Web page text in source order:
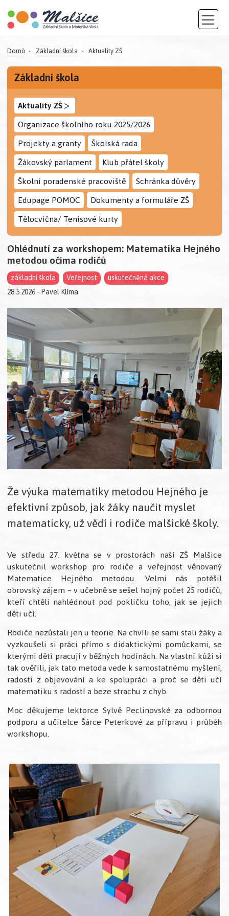
Domů Základní škola Aktuality ZŠ
Základní škola
Aktuality ZŠ >
Organizace školního roku 2025/2026
Projekty a granty Školská rada
Žákovský parlament Klub přátel školy
Školní poradenské pracoviště Schránka důvěry
Edupage POMOC Dokumenty a formuláře ZŠ
Tělocvična/ Tenisové kurty
Ohlédnutí za workshopem: Matematika Hejného
metodou očima rodičů
základní škola Veřejnost
uskutečněná akce
28.5.2026 - Pavel Klíma
Že výuka matematiky metodou Hejného je
efektivní způsob, jak žáky naučit myslet
matematicky, už vědí i rodiče malšické školy.
Ve středu 27. května se v prostorách naší ZŠ Malšice
uskutečnil workshop pro rodiče a veřejnost věnovaný
Matematice Hejného metodou. Velmi nás potěšil
obrovský zájem – v učebně se sešel hojný počet 25 rodičů,
kteří chtěli nahlédnout pod pokličku toho, jak se jejich
děti učí.
Rodiče nezůstali jen u teorie. Na chvíli se sami stali žáky a
vyzkoušeli si práci přímo s didaktickými pomůckami, se
kterými děti pracují v běžných hodinách. Na vlastní kůži si
tak ověřili, jak tato metoda vede k samostatnému myšlení,
radosti z objevování a ke spolupráci a proč se děti učí
matematiku s radostí a beze strachu z chyb.
Moc děkujeme lektorce Sylvě Peclinovské za odbornou
podporu a učitelce Šárce Peterkové za přípravu i průběh
workshopu.